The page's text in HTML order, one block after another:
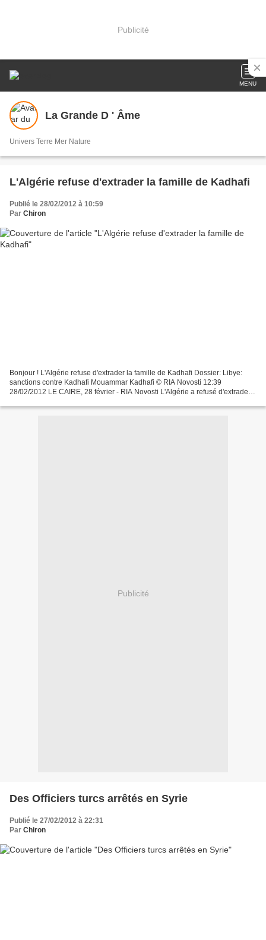
Publicité
MENU
La Grande D ' Âme
Univers Terre Mer Nature
L'Algérie refuse d'extrader la famille de Kadhafi
Publié le 28/02/2012 à 10:59
Par Chiron
Bonjour ! L'Algérie refuse d'extrader la famille de Kadhafi Dossier: Libye:
sanctions contre Kadhafi Mouammar Kadhafi © RIA Novosti 12:39
28/02/2012 LE CAIRE, 28 février - RIA Novosti L'Algérie a refusé d'extrader
Publicité
Des Officiers turcs arrêtés en Syrie
Publié le 27/02/2012 à 22:31
Par Chiron